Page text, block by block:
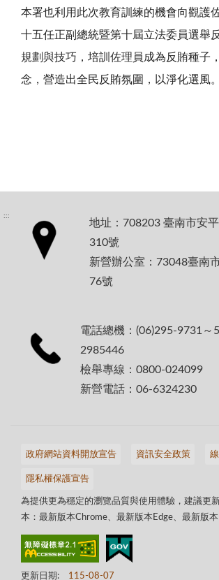
本署也利用此次教育訓練的機會向觀護
十五任正副總統暨第十屆立法委員選舉
規劃與技巧，培訓佐理員成為反賄種子
念，營造出全民反賄氛圍，以淨化選風。
:::
地址：708203 臺南市安
310號
新營辦公室：73048臺南
76號
電話總機：(06)295-9731
2985446
檢舉專線：0800-024099
新營電話：06-6324230
政府網站資料開放宣告 資訊安全政策
隱私權保護宣告
為提供更為穩定的瀏覽品質與使用體驗，建議更
本：最新版本Chrome、最新版本Edge、最新版
更新日期: 115-08-07